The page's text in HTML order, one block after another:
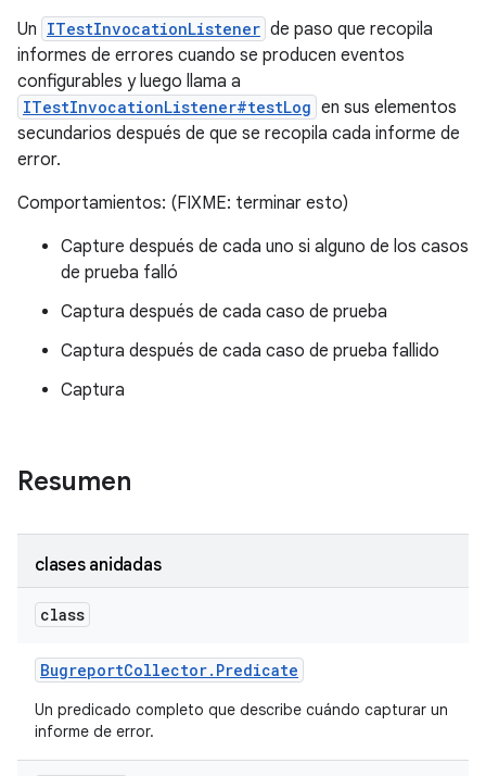
Un ITestInvocationListener de paso que recopila
informes de errores cuando se producen eventos
configurables y luego llama a
ITestInvocationListener#testLog en sus elementos
secundarios después de que se recopila cada informe de
error.
Comportamientos: (FIXME: terminar esto)
Capture después de cada uno si alguno de los casos
de prueba falló
Captura después de cada caso de prueba
Captura después de cada caso de prueba fallido
Captura
Resumen
clases anidadas
class
BugreportCollector. Predicate
Un predicado completo que describe cuándo capturar un
informe de error.